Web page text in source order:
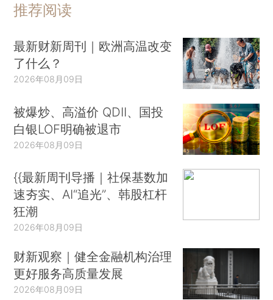
推荐阅读
最新财新周刊｜欧洲高温改变
了什么？
2026年08月09日
被爆炒、高溢价 QDII、国投
白银LOF明确被退市
2026年08月09日
{{最新周刊导播｜社保基数加
速夯实、AI“追光”、韩股杠杆
狂潮
2026年08月09日
财新观察｜健全金融机构治理
更好服务高质量发展
2026年08月09日